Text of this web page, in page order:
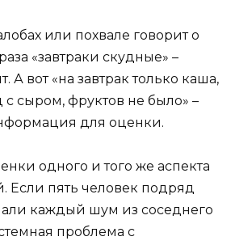
или похвале говорит о
«завтраки скудные» –
А вот «на завтрак только каша,
с сыром, фруктов не было» –
для оценки.
одного и того же аспекта
Если пять человек подряд
каждый шум из соседнего
проблема с